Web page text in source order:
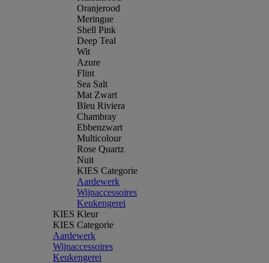
Oranjerood
Meringue
Shell Pink
Deep Teal
Wit
Azure
Flint
Sea Salt
Mat Zwart
Bleu Riviera
Chambray
Ebbenzwart
Multicolour
Rose Quartz
Nuit
KIES Categorie
Aardewerk
Wijnaccessoires
Keukengerei
KIES Kleur
KIES Categorie
Aardewerk
Wijnaccessoires
Keukengerei